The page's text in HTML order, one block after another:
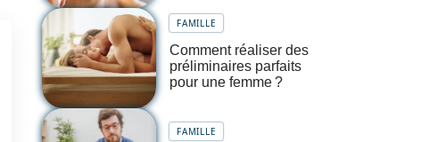
FAMILLE
Comment réaliser des
préliminaires parfaits
pour une femme ?
FAMILLE